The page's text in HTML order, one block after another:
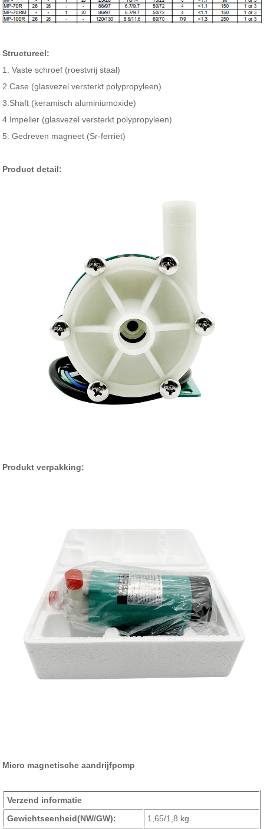
Structureel:
1. Vaste schroef (roestvrij staal)
2.Case (glasvezel versterkt polypropyleen)
3.Shaft (keramisch aluminiumoxide)
4.Impeller (glasvezel versterkt polypropyleen)
5. Gedreven magneet (Sr-ferriet)
Product detail:
Produkt verpakking:
Micro magnetische aandrijfpomp
Verzend informatie
Gewichtseenheid(NW/GW):
1,65/1,8 kg